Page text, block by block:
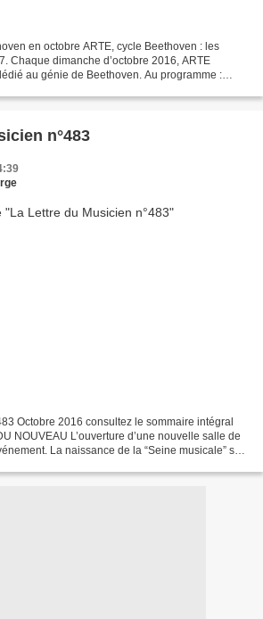
en octobre ARTE, cycle Beethoven : les
Chaque dimanche d’octobre 2016, ARTE
au génie de Beethoven. Au programme :
n°483
Octobre 2016 consultez le sommaire intégral
NOUVEAU L’ouverture d’une nouvelle salle de
La naissance de la “Seine musicale” sur